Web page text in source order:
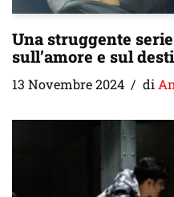
Una struggente
sull’amore e sul
13 Novembre 2024 di